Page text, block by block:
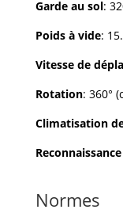
Garde au sol:
Poids à vide:
Vitesse de
Rotation: 360°
Climatisation
Normes